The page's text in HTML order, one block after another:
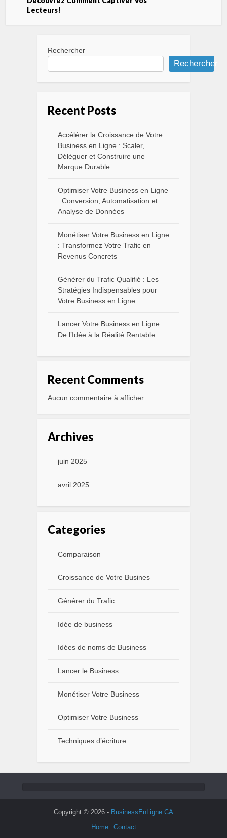
Lecteurs!
Rechercher
Rechercher
Recent Posts
Accélérer la Croissance de Votre
Business en Ligne : Scaler,
Déléguer et Construire une
Marque Durable
Optimiser Votre Business en Ligne
: Conversion, Automatisation et
Analyse de Données
Monétiser Votre Business en Ligne
: Transformez Votre Trafic en
Revenus Concrets
Générer du Trafic Qualifié : Les
Stratégies Indispensables pour
Votre Business en Ligne
Lancer Votre Business en Ligne :
De l’Idée à la Réalité Rentable
Recent Comments
Aucun commentaire à afficher.
Archives
juin 2025
avril 2025
Categories
Comparaison
Croissance de Votre Busines
Générer du Trafic
Idée de business
Idées de noms de Business
Lancer le Business
Monétiser Votre Business
Optimiser Votre Business
Techniques d’écriture
Copyright © 2026 - BusinessEnLigne.CA
Home
Contact